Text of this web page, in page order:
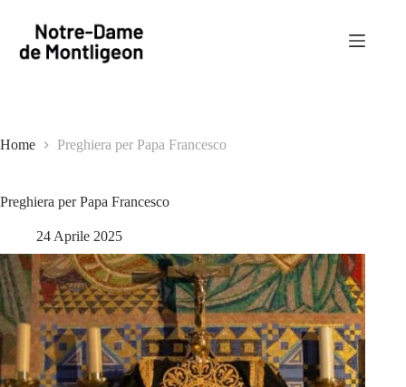
contenuto
Home Preghiera per Papa Francesco
Preghiera per Papa Francesco
24 Aprile 2025